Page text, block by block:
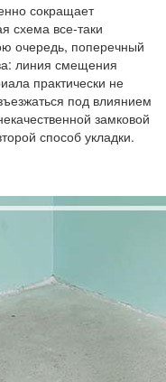
сокращает
схема все-таки
очередь, поперечный
линия смещения
практически не
под влиянием
замковой
способ укладки.